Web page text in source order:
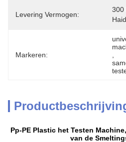
Levering Vermogen:
300
Markeren:
Pp-PE Plastic het Testen
van de